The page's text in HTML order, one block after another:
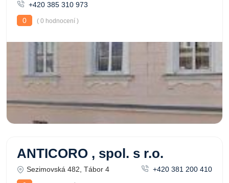
+420 385 310 973
0
( 0 hodnocení )
ANTICORO , spol. s r.o.
Sezimovská 482, Tábor 4
+420 381 200 410